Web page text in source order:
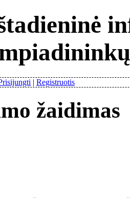
Registruotis
žaidimas